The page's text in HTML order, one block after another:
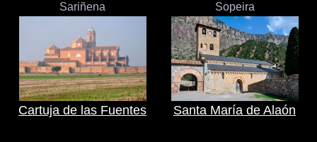
Sariñena
Cartuja de las Fuentes
Sopeira
Santa María de Alaón